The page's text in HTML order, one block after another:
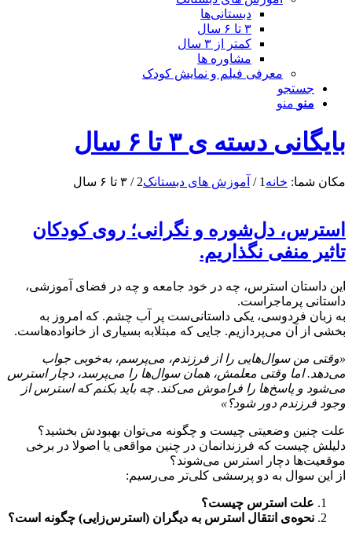
دبستانی‌ها
۳ تا ۶ سال
کمتر از ۳ سال
مشاوره ها
معرفی فیلم و نمایش کودک
جستجو
منو منو
بایگانی دسته ی ۳ تا ۶ سال
مکان شما: خانه 1
/ آموزش های دبستانک2
/ ۳ تا ۶ سال
استرس، دل‌شوره و نگرانی؛ روی کودکان
تاثیر منفی نگذاریم.
این داستان استرس، چه در خود جامعه و چه در فضای آموزشی،
داستانی پرماجراست.
به زبان فردوسی، یکی داستانی‌ست‌ پر آب چشم. که امروز به
بخشی از آن می‌پردازیم. جایی که مبتلابه بسیاری از خانواده‌هاست.
«وقتی من سوال‌هایی را از فرزندم، می‌پرسم، به‌خوبی جواب
می‌دهد. اما وقتی معلمش، همان سوال‌ها را می‌پرسد، دچار استرس
می‌شود و پاسخ‌ها را فراموش می‌کند. چه باید بکنم که استرس از
وجود فرزندم دور شود؟»
علت چنین وضعیتی چیست و چگونه می‌توان بهبودش بخشید؟
دلیلش چیست ‌که فرزندانمان در چنین مواقعی یا اصولا در برخی
موقعیت‌ها دچار استرس می‌شوند؟
از این سوال به دو پرسشی کلی‌تر می‌رسیم:
علت استرس چیست؟
نحوه‌ی انتقال استرس به دیگران (استرس‌زایی) چگونه است؟